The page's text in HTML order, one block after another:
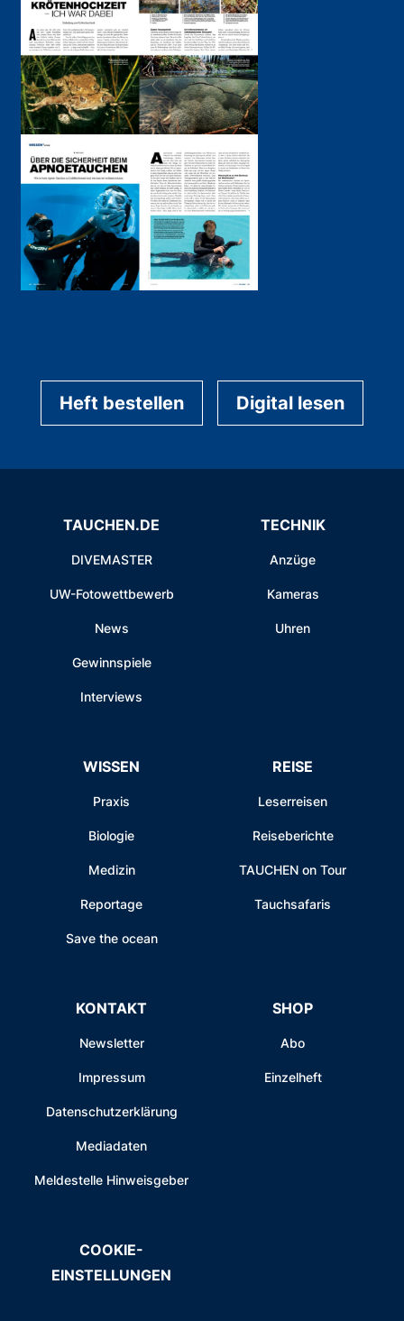
Heft bestellen Digital lesen
TAUCHEN.DE
DIVEMASTER
UW-Fotowettbewerb
News
Gewinnspiele
Interviews
TECHNIK
Anzüge
Kameras
Uhren
WISSEN
Praxis
Biologie
Medizin
Reportage
Save the ocean
REISE
Leserreisen
Reiseberichte
TAUCHEN on Tour
Tauchsafaris
KONTAKT
Newsletter
Impressum
Datenschutzerklärung
Mediadaten
Meldestelle Hinweisgeber
SHOP
Abo
Einzelheft
COOKIE-
EINSTELLUNGEN